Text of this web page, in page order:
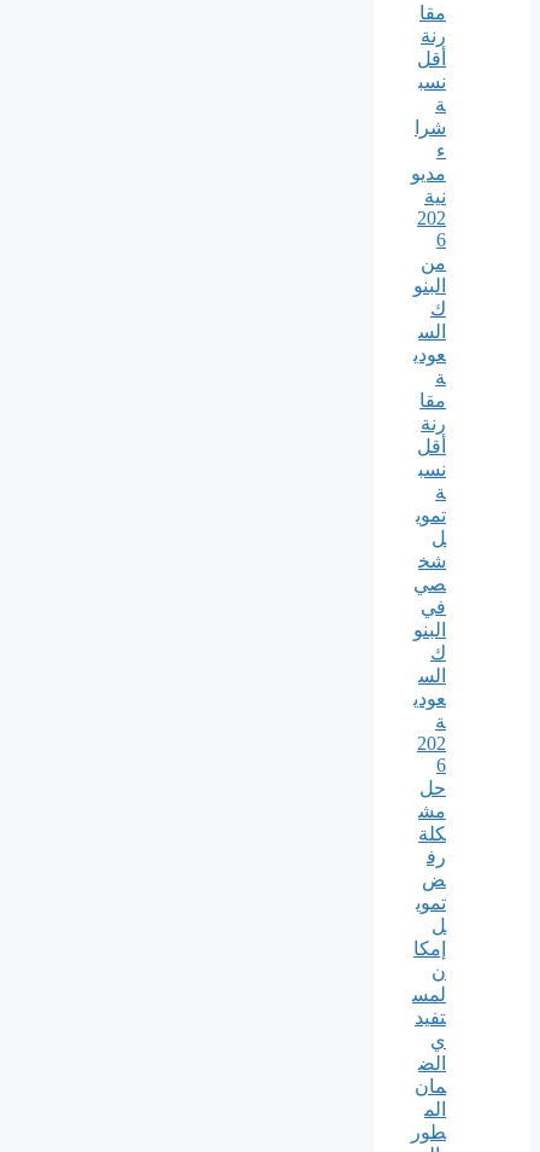
مقا
رنة
أقل
نسب
ة
شرا
ء
مديو
نية
202
6
من
البنو
ك
الس
عودي
ة
مقا
رنة
أقل
نسب
ة
تموي
ل
شخ
صي
في
البنو
ك
الس
عودي
ة
202
6
حل
مش
كلة
رف
ض
تموي
ل
إمكا
ن
لمس
تفيد
ي
الض
مان
الم
طور